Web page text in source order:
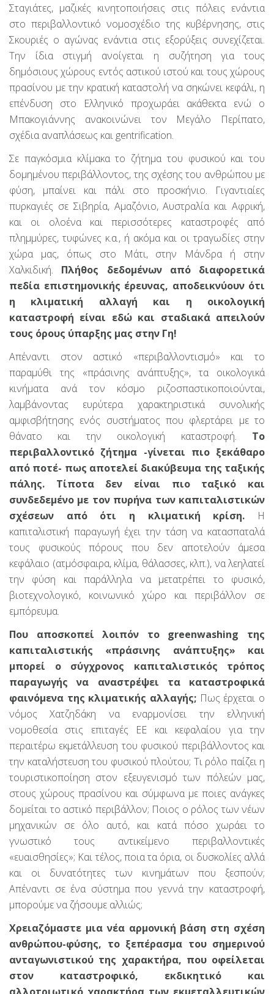
Σταγιάτες, μαζικές κινητοποιήσεις στις πόλεις ενάντια
στο περιβαλλοντικό νομοσχέδιο της κυβέρνησης, στις
Σκουριές ο αγώνας ενάντια στις εξορύξεις συνεχίζεται.
Την ίδια στιγμή ανοίγεται η συζήτηση για τους
δημόσιους χώρους εντός αστικού ιστού και τους χώρους
πρασίνου με την κρατική καταστολή να σηκώνει κεφάλι, η
επένδυση στο Ελληνικό προχωράει ακάθεκτα ενώ ο
Μπακογιάννης ανακοινώνει τον Μεγάλο Περίπατο,
σχέδια αναπλάσεως και gentrification.
Σε παγκόσμια κλίμακα το ζήτημα του φυσικού και του
δομημένου περιβάλλοντος, της σχέσης του ανθρώπου με
φύση, μπαίνει και πάλι στο προσκήνιο. Γιγαντιαίες
πυρκαγιές σε Σιβηρία, Αμαζόνιο, Αυστραλία και Αφρική,
και οι ολοένα και περισσότερες καταστροφές από
πλημμύρες, τυφώνες κ.α., ή ακόμα και οι τραγωδίες στην
χώρα μας, όπως στο Μάτι, στην Μάνδρα ή στην
Χαλκιδική. Πλήθος δεδομένων από διαφορετικά
πεδία επιστημονικής έρευνας, αποδεικνύουν ότι
η κλιματική αλλαγή και η οικολογική
καταστροφή είναι εδώ και σταδιακά απειλούν
τους όρους ύπαρξης μας στην Γη!
Απέναντι στον αστικό «περιβαλλοντισμό» και το
παραμύθι της «πράσινης ανάπτυξης», τα οικολογικά
κινήματα ανά τον κόσμο ριζοσπαστικοποιούνται,
λαμβάνοντας ευρύτερα χαρακτηριστικά συνολικής
αμφισβήτησης ενός συστήματος που φλερτάρει με το
θάνατο και την οικολογική καταστροφή. Το
περιβαλλοντικό ζήτημα -γίνεται πιο ξεκάθαρο
από ποτέ- πως αποτελεί διακύβευμα της ταξικής
πάλης. Τίποτα δεν είναι πιο ταξικό και
συνδεδεμένο με τον πυρήνα των καπιταλιστικών
σχέσεων από ότι η κλιματική κρίση. Η
καπιταλιστική παραγωγή έχει την τάση να κατασπαταλά
τους φυσικούς πόρους που δεν αποτελούν άμεσα
κεφάλαιο (ατμόσφαιρα, κλίμα, θάλασσες, κλπ.), να λεηλατεί
την φύση και παράλληλα να μετατρέπει το φυσικό,
βιοτεχνολογικό, κοινωνικό χώρο και περιβάλλον σε
εμπόρευμα.
Που αποσκοπεί λοιπόν το greenwashing της
καπιταλιστικής «πράσινης ανάπτυξης» και
μπορεί ο σύγχρονος καπιταλιστικός τρόπος
παραγωγής να αναστρέψει τα καταστροφικά
φαινόμενα της κλιματικής αλλαγής; Πως έρχεται ο
νόμος Χατζηδάκη να εναρμονίσει την ελληνική
νομοθεσία στις επιταγές ΕΕ και κεφαλαίου για την
περαιτέρω εκμετάλλευση του φυσικού περιβάλλοντος και
την καταλήστευση του φυσικού πλούτου; Τι ρόλο παίζει η
τουριστικοποίηση στον εξευγενισμό των πόλεών μας,
στους χώρους πρασίνου και σύμφωνα με ποιες ανάγκες
δομείται το αστικό περιβάλλον; Ποιος ο ρόλος των νέων
μηχανικών σε όλο αυτό, και κατά πόσο χωράει το
γνωστικό τους αντικείμενο περιβαλλοντικές
«ευαισθησίες»; Και τέλος, ποια τα όρια, οι δυσκολίες αλλά
και οι δυνατότητες των κινημάτων που ξεσπούν;
Απέναντι σε ένα σύστημα που γεννά την καταστροφή,
μπορούμε να ζήσουμε αλλιώς;
Χρειαζόμαστε μια νέα αρμονική βάση στη σχέση
ανθρώπου-φύσης, το ξεπέρασμα του σημερινού
ανταγωνιστικού της χαρακτήρα, που οφείλεται
στον καταστροφικό, εκδικητικό και